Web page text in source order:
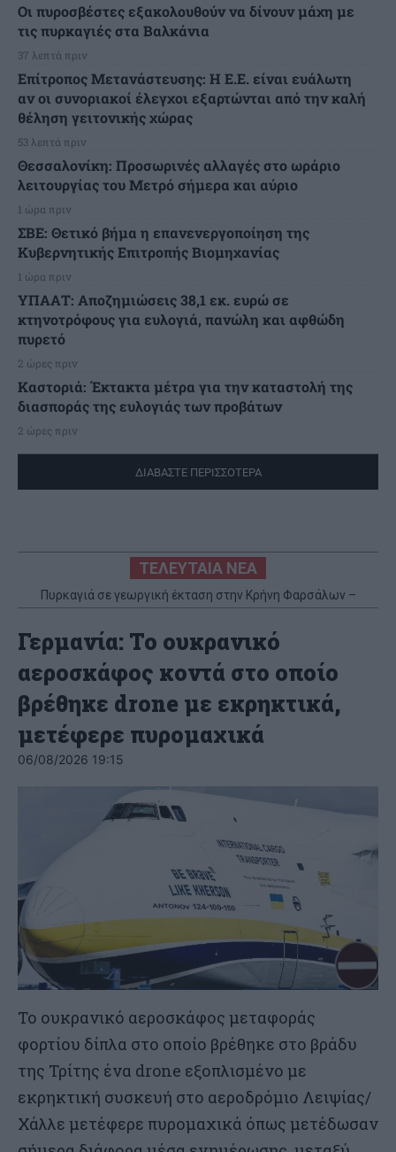
Οι πυροσβέστες εξακολουθούν να δίνουν μάχη με
τις πυρκαγιές στα Βαλκάνια
37 λεπτά πριν
Επίτροπος Μετανάστευσης: Η Ε.Ε. είναι ευάλωτη
αν οι συνοριακοί έλεγχοι εξαρτώνται από την καλή
θέληση γειτονικής χώρας
53 λεπτά πριν
Θεσσαλονίκη: Προσωρινές αλλαγές στο ωράριο
λειτουργίας του Μετρό σήμερα και αύριο
1 ώρα πριν
ΣΒΕ: Θετικό βήμα η επανενεργοποίηση της
Κυβερνητικής Επιτροπής Βιομηχανίας
1 ώρα πριν
ΥΠΑΑΤ: Αποζημιώσεις 38,1 εκ. ευρώ σε
κτηνοτρόφους για ευλογιά, πανώλη και αφθώδη
πυρετό
2 ώρες πριν
Καστοριά: Έκτακτα μέτρα για την καταστολή της
διασποράς της ευλογιάς των προβάτων
2 ώρες πριν
ΔΙΑΒΑΣΤΕ ΠΕΡΙΣΣΟΤΕΡΑ